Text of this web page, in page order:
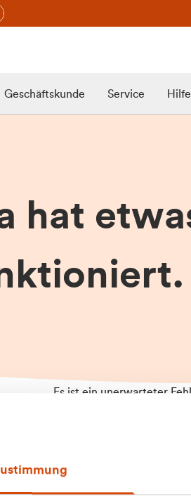
Geschäftskunde Service
hat
Es ist ein unerwarteter
aufgetretenen Fehler an.
Unannehmlichkeiten.